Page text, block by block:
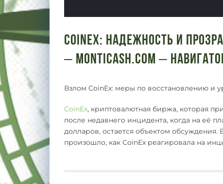
CoinEx: Надежность и
– Monticash.com –
Взлом CoinEx: меры по восстановлению и
CoinEx, криптовалютная биржа, которая
после недавнего инцидента, когда на её
долларов, остается объектом обсуждения.
произошло, как CoinEx реагировала на